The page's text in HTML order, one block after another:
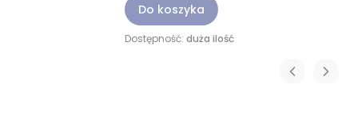
Do koszyka
Dostępność: duża ilość